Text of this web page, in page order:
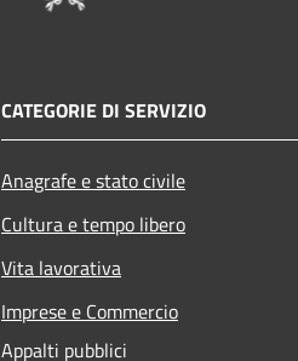
CATEGORIE DI SERVIZIO
Anagrafe e stato civile
Cultura e tempo libero
Vita lavorativa
Imprese e Commercio
Appalti pubblici